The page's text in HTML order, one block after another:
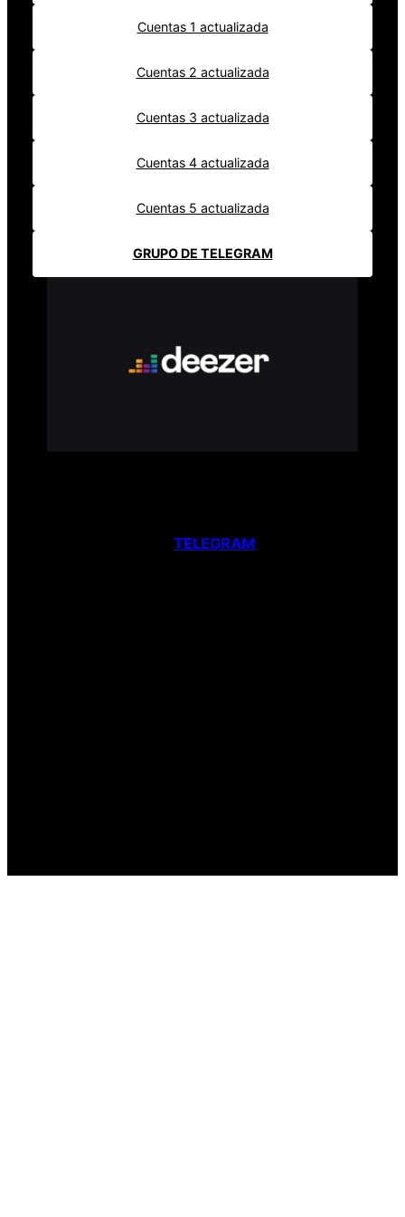
Cuentas 1 actualizada
Cuentas 2 actualizada
Cuentas 3 actualizada
Cuentas 4 actualizada
Cuentas 5 actualizada
GRUPO DE TELEGRAM
TELEGRAM